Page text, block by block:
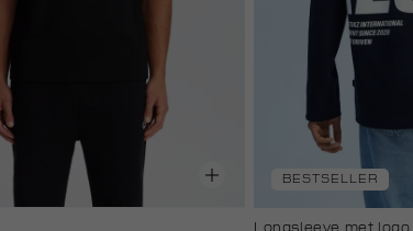
BESTSELLER
Longsleeve met logo